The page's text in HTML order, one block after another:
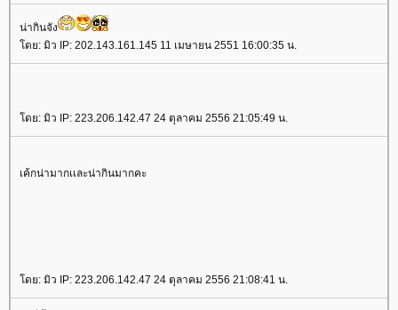
น่ากินจัง
โดย: มิว IP: 202.143.161.145 11 เมษายน 2551 16:00:35 น.
โดย: มิว IP: 223.206.142.47 24 ตุลาคม 2556 21:05:49 น.
เค้กน่ามากเเละน่ากินมากคะ
โดย: มิว IP: 223.206.142.47 24 ตุลาคม 2556 21:08:41 น.